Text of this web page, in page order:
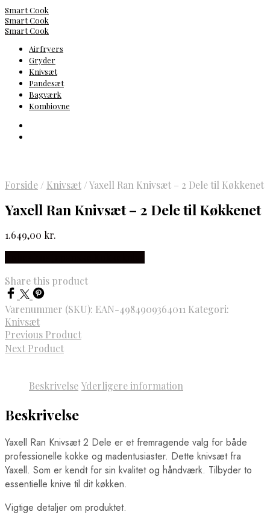
Smart Cook
Smart Cook
Smart Cook
Airfryers
Gryder
Knivsæt
Pandesæt
Bagværk
Kombiovne
Forside / Knivsæt /Yaxell Ran Knivsæt – 2 Dele til Køkkenet
Yaxell Ran Knivsæt – 2 Dele til Køkkenet
1.649,00 kr.
Share this product
Varenummer (SKU): EAN-4984909364011 Kategori:
Knivsæt
Previous Product
Next Product
Beskrivelse Yderligere information
Beskrivelse
Yaxell Ran Knivsæt 2 Dele er et fremragende valg for både
professionelle kokke og madentusiaster. Dette knivsæt fra
Yaxell. Som er kendt for sin kvalitet og håndværk. Tilbyder to
essentielle knive til dit køkken.
Vigtige detaljer om produktet.